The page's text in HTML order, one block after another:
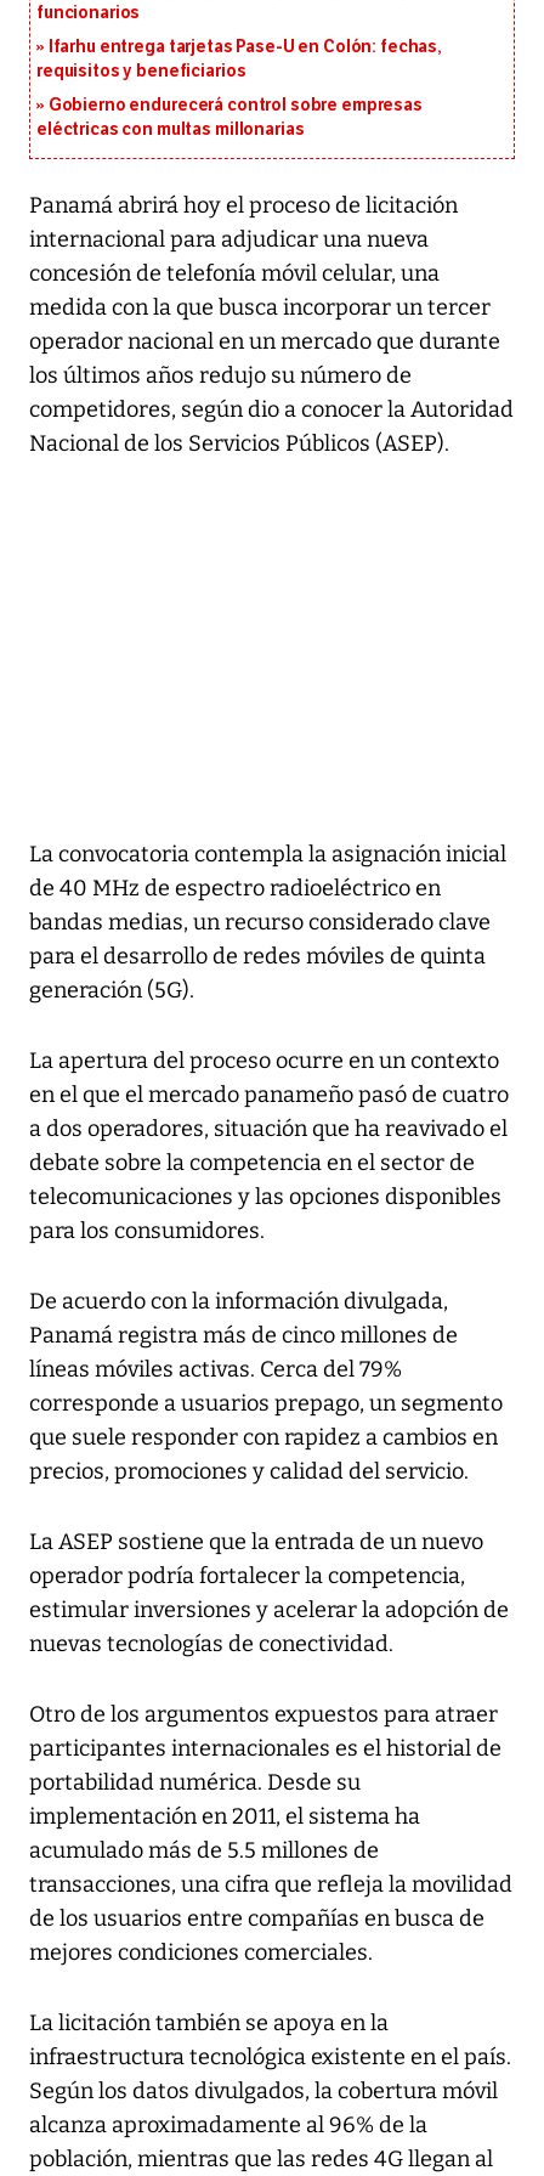
funcionarios
Ifarhu entrega tarjetas Pase-U en Colón: fechas,
requisitos y beneficiarios
Gobierno endurecerá control sobre empresas
eléctricas con multas millonarias
Panamá abrirá hoy el proceso de licitación
internacional para adjudicar una nueva
concesión de telefonía móvil celular, una
medida con la que busca incorporar un tercer
operador nacional en un mercado que durante
los últimos años redujo su número de
competidores, según dio a conocer la Autoridad
Nacional de los Servicios Públicos (ASEP).
La convocatoria contempla la asignación inicial
de 40 MHz de espectro radioeléctrico en
bandas medias, un recurso considerado clave
para el desarrollo de redes móviles de quinta
generación (5G).
La apertura del proceso ocurre en un contexto
en el que el mercado panameño pasó de cuatro
a dos operadores, situación que ha reavivado el
debate sobre la competencia en el sector de
telecomunicaciones y las opciones disponibles
para los consumidores.
De acuerdo con la información divulgada,
Panamá registra más de cinco millones de
líneas móviles activas. Cerca del 79%
corresponde a usuarios prepago, un segmento
que suele responder con rapidez a cambios en
precios, promociones y calidad del servicio.
La ASEP sostiene que la entrada de un nuevo
operador podría fortalecer la competencia,
estimular inversiones y acelerar la adopción de
nuevas tecnologías de conectividad.
Otro de los argumentos expuestos para atraer
participantes internacionales es el historial de
portabilidad numérica. Desde su
implementación en 2011, el sistema ha
acumulado más de 5.5 millones de
transacciones, una cifra que refleja la movilidad
de los usuarios entre compañías en busca de
mejores condiciones comerciales.
La licitación también se apoya en la
infraestructura tecnológica existente en el país.
Según los datos divulgados, la cobertura móvil
alcanza aproximadamente al 96% de la
población, mientras que las redes 4G llegan al